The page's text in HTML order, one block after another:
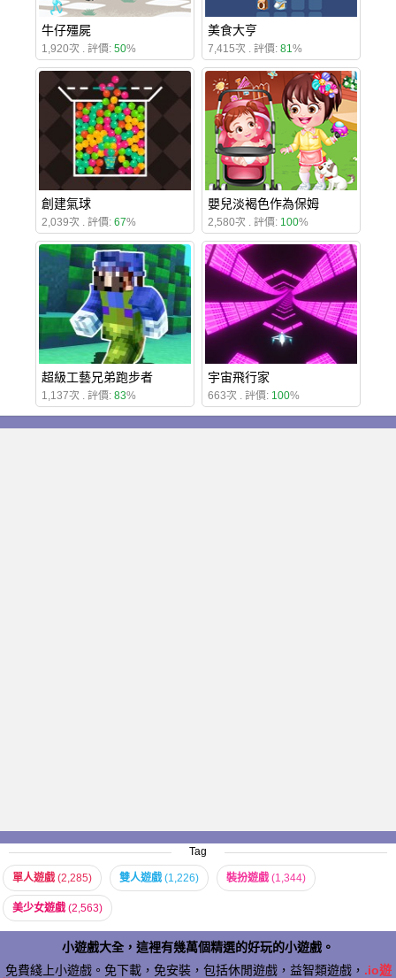
牛仔殭屍
1,920次 . 評價: 50%
美食大亨
7,415次 . 評價: 81%
創建氣球
2,039次 . 評價: 67%
嬰兒淡褐色作為保姆
2,580次 . 評價: 100%
超級工藝兄弟跑步者
1,137次 . 評價: 83%
宇宙飛行家
663次 . 評價: 100%
Tag
單人遊戲 (2,285) 雙人遊戲 (1,226) 裝扮遊戲 (1,344)
美少女遊戲 (2,563)
小遊戲大全，這裡有幾萬個精選的好玩的小遊戲。
免費綫上小遊戲。免下載，免安裝，包括休閒遊戲，益智類遊戲， .io遊